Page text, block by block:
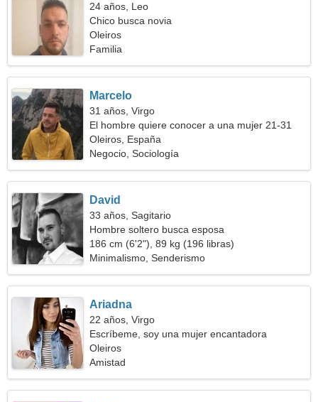
24 años, Leo
Chico busca novia
Oleiros
Familia
Marcelo
31 años, Virgo
El hombre quiere conocer a una mujer 21-31
Oleiros, España
Negocio, Sociología
David
33 años, Sagitario
Hombre soltero busca esposa
186 cm (6'2"), 89 kg (196 libras)
Minimalismo, Senderismo
Ariadna
22 años, Virgo
Escríbeme, soy una mujer encantadora
Oleiros
Amistad